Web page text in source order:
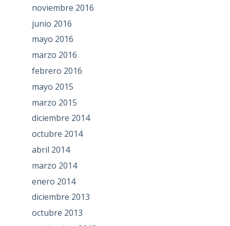
noviembre 2016
junio 2016
mayo 2016
marzo 2016
febrero 2016
mayo 2015
marzo 2015
diciembre 2014
octubre 2014
abril 2014
marzo 2014
enero 2014
diciembre 2013
octubre 2013